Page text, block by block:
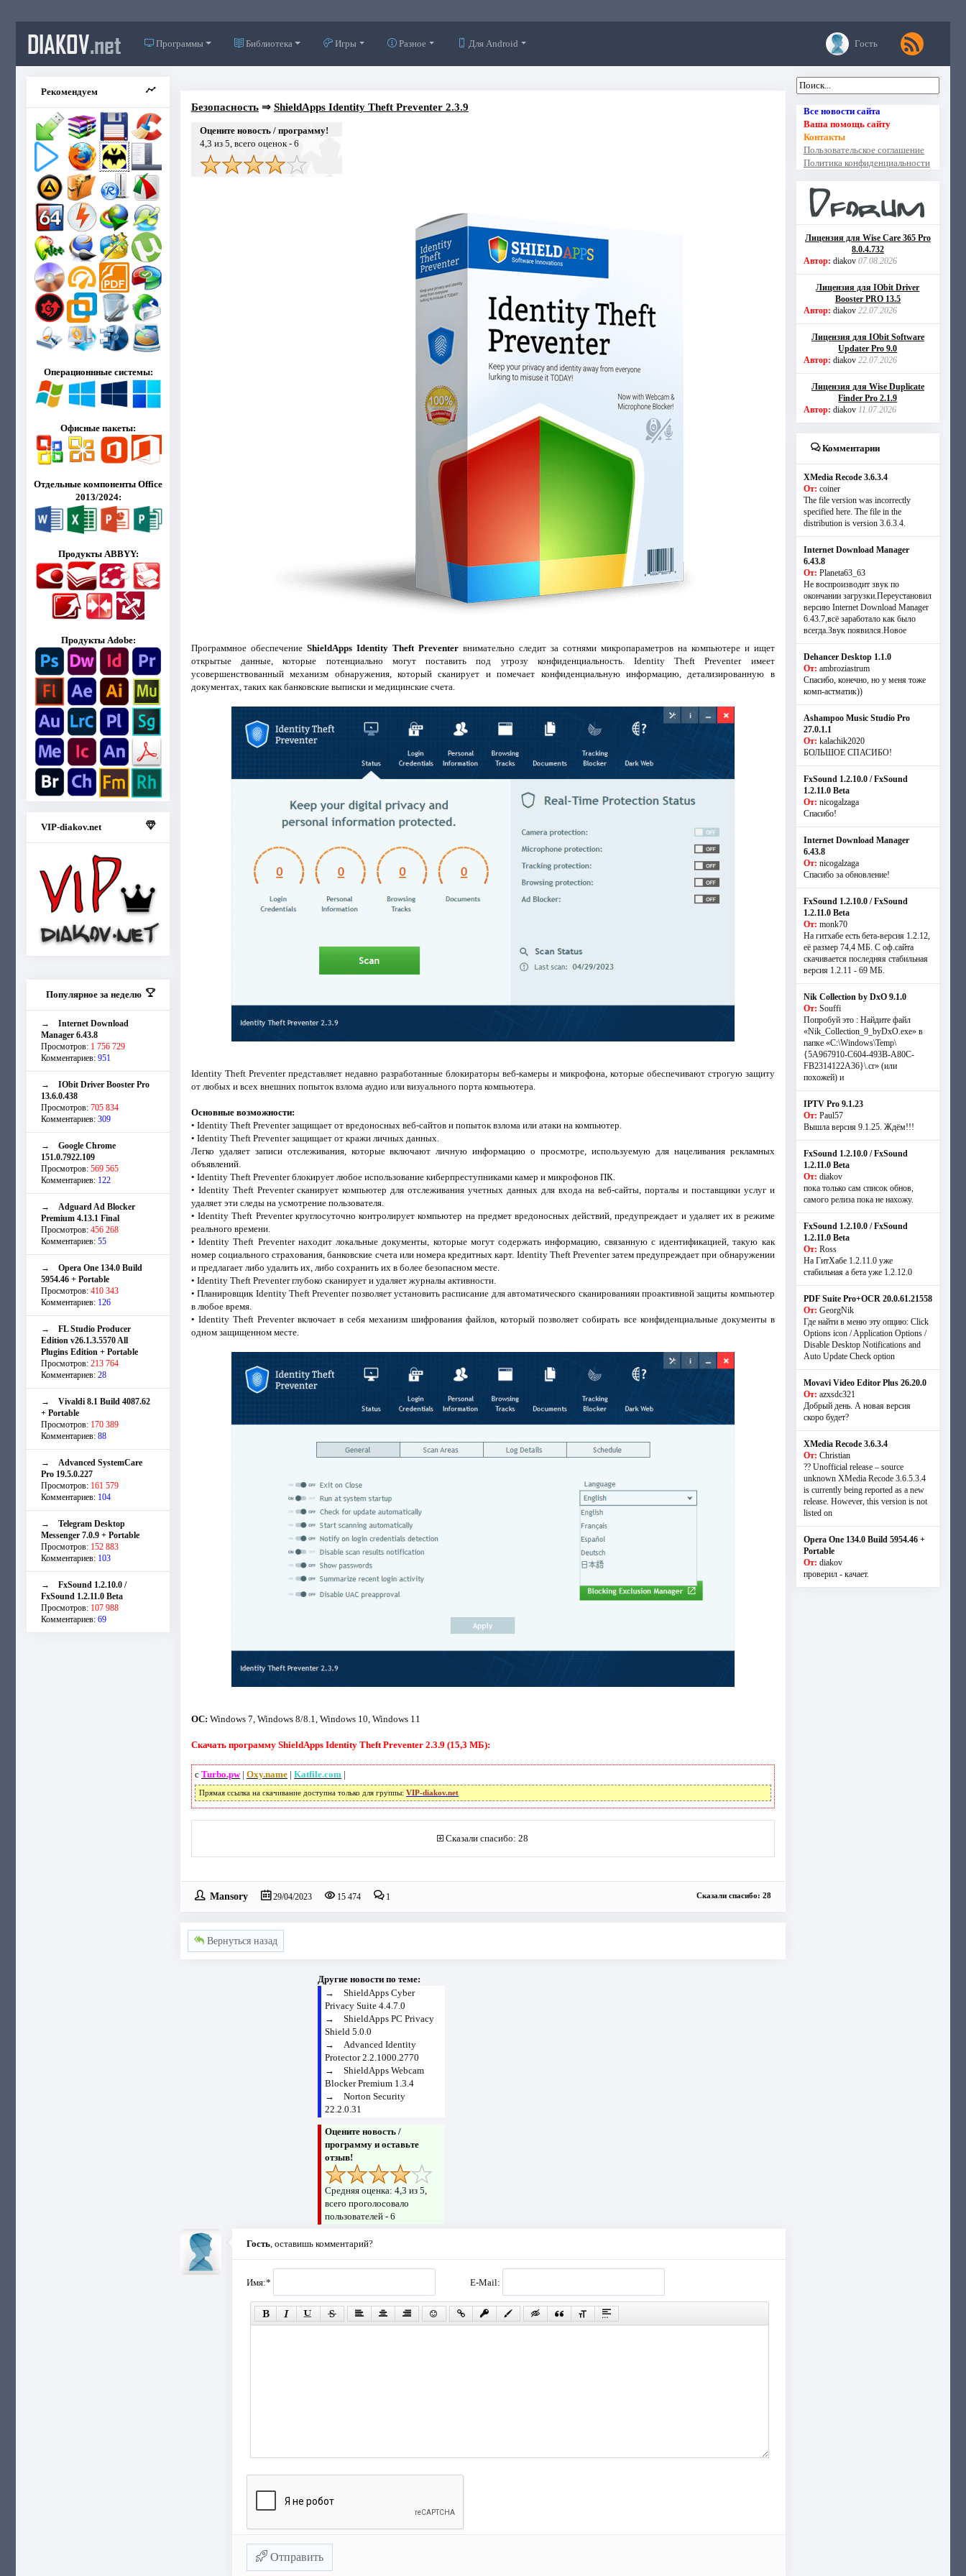
DIAKOV.net Программы Библиотека Игры Разное Для Android Гость
Рекомендуем
Операционнные системы:
Офисные пакеты:
Отдельные компоненты Office
2013/2024:
Продукты ABBYY:
Продукты Adobe:
VIP-diakov.net
Популярное за неделю
→ Internet Download
Manager 6.43.8
Просмотров: 1 756 729
Комментариев: 951
→ IObit Driver Booster Pro
13.6.0.438
Просмотров: 705 834
Комментариев: 309
→ Google Chrome
151.0.7922.109
Просмотров: 569 565
Комментариев: 122
→ Adguard Ad Blocker
Premium 4.13.1 Final
Просмотров: 456 268
Комментариев: 55
→ Opera One 134.0 Build
5954.46 + Portable
Просмотров: 410 343
Комментариев: 126
→ FL Studio Producer
Edition v26.1.3.5570 All
Plugins Edition + Portable
Просмотров: 213 764
Комментариев: 28
→ Vivaldi 8.1 Build 4087.62
+ Portable
Просмотров: 170 389
Комментариев: 88
→ Advanced SystemCare
Pro 19.5.0.227
Просмотров: 161 579
Комментариев: 104
→ Telegram Desktop
Messenger 7.0.9 + Portable
Просмотров: 152 883
Комментариев: 103
→ FxSound 1.2.10.0 /
FxSound 1.2.11.0 Beta
Просмотров: 107 988
Комментариев: 69
Безопасность⇒ ShieldApps Identity Theft Preventer 2.3.9
Оцените новость / программу!
4,3 из 5, всего оценок - 6
Программное обеспечение ShieldApps Identity Theft Preventerвнимательно следит за сотнями микропараметров на компьютере и ищет
открытые данные, которые потенциально могут поставить под угрозу конфиденциальность. Identity Theft Preventer имеет
усовершенствованный механизм обнаружения, который сканирует и помечает конфиденциальную информацию, детализированную в
документах, таких как банковские выписки и медицинские счета.
Identity Theft Preventer представляет недавно разработанные блокираторы веб-камеры и микрофона, которые обеспечивают строгую защиту
от любых и всех внешних попыток взлома аудио или визуального порта компьютера.
Основные возможности:
• Identity Theft Preventer защищает от вредоносных веб-сайтов и попыток взлома или атаки на компьютер.
• Identity Theft Preventer защищает от кражи личных данных.
Легко удаляет записи отслеживания, которые включают личную информацию о просмотре, используемую для нацеливания рекламных
объявлений.
• Identity Theft Preventer блокирует любое использование киберпреступниками камер и микрофонов ПК.
• Identity Theft Preventer сканирует компьютер для отслеживания учетных данных для входа на веб-сайты, порталы и поставщики услуг и
удаляет эти следы на усмотрение пользователя.
• Identity Theft Preventer круглосуточно контролирует компьютер на предмет вредоносных действий, предупреждает и удаляет их в режиме
реального времени.
• Identity Theft Preventer находит локальные документы, которые могут содержать информацию, связанную с идентификацией, такую как
номер социального страхования, банковские счета или номера кредитных карт. Identity Theft Preventer затем предупреждает при обнаружении
и предлагает либо удалить их, либо сохранить их в более безопасном месте.
• Identity Theft Preventer глубоко сканирует и удаляет журналы активности.
• Планировщик Identity Theft Preventer позволяет установить расписание для автоматического сканированияи проактивной защиты компьютер
в любое время.
• Identity Theft Preventer включает в себя механизм шифрования файлов, который позволяет собирать все конфиденциальные документы в
одном защищенном месте.
ОС: Windows 7, Windows 8/8.1, Windows 10, Windows 11
Скачать программу ShieldApps Identity Theft Preventer 2.3.9 (15,3 МБ):
с Turbo.pw| Oxy.name| Katfile.com |
Прямая ссылка на скачивание доступна только для группы: VIP-diakov.net
Сказали спасибо: 28
Mansory 29/04/2023 15 474 1 Сказали спасибо: 28
Вернуться назад
Другие новости по теме:
→ ShieldApps Cyber
Privacy Suite 4.4.7.0
→ ShieldApps PC Privacy
Shield 5.0.0
→ Advanced Identity
Protector 2.2.1000.2770
→ ShieldApps Webcam
Blocker Premium 1.3.4
→ Norton Security
22.2.0.31
Оцените новость /
программу и оставьте
отзыв!
Средняя оценка: 4,3 из 5,
всего проголосовало
пользователей - 6
Гость, оставишь комментарий?
Имя:* E-Mail:
Отправить
Все новости сайта
Ваша помощь сайту
Контакты
Пользовательское соглашение
Политика конфиденциальности
Лицензия для Wise Care 365 Pro
8.0.4.732
Автор: diakov 07.08.2026
Лицензия для IObit Driver
Booster PRO 13.5
Автор: diakov 22.07.2026
Лицензия для IObit Software
Updater Pro 9.0
Автор: diakov 22.07.2026
Лицензия для Wise Duplicate
Finder Pro 2.1.9
Автор: diakov 11.07.2026
Комментарии
XMedia Recode 3.6.3.4
От: coiner
The file version was incorrectly
specified here. The file in the
distribution is version 3.6.3.4.
Internet Download Manager
6.43.8
От: Planeta63_63
Не воспроизводит звук по
окончании загрузки.Переустановил
версию Internet Download Manager
6.43.7,всё заработало как было
всегда.Звук появился.Новое
Dehancer Desktop 1.1.0
От: ambroziastrum
Спасибо, конечно, но у меня тоже
комп-астматик))
Ashampoo Music Studio Pro
27.0.1.1
От: kalachik2020
БОЛЬШОЕ СПАСИБО!
FxSound 1.2.10.0 / FxSound
1.2.11.0 Beta
От: nicogalzaga
Спасибо!
Internet Download Manager
6.43.8
От: nicogalzaga
Спасибо за обновление!
FxSound 1.2.10.0 / FxSound
1.2.11.0 Beta
От: monk70
На гитхабе есть бета-версия 1.2.12,
её размер 74,4 МБ. С оф.сайта
скачивается последняя стабильная
версия 1.2.11 - 69 МБ.
Nik Collection by DxO 9.1.0
От: Souffi
Попробуй это : Найдите файл
«Nik_Collection_9_byDxO.exe» в
папке «C:\Windows\Temp\
{5A967910-C604-493B-A80C-
FB2314122A36}\.cr» (или
похожей) и
IPTV Pro 9.1.23
От: Paul57
Вышла версия 9.1.25. Ждём!!!
FxSound 1.2.10.0 / FxSound
1.2.11.0 Beta
От: diakov
пока только сам список обнов,
самого релиза пока не нахожу.
FxSound 1.2.10.0 / FxSound
1.2.11.0 Beta
От: Ross
На ГитХабе 1.2.11.0 уже
стабильная а бета уже 1.2.12.0
PDF Suite Pro+OCR 20.0.61.21558
От: GeorgNik
Где найти в меню эту опцию: Click
Options icon / Application Options /
Disable Desktop Notifications and
Auto Update Check option
Movavi Video Editor Plus 26.20.0
От: azxsdc321
Добрый день. А новая версия
скоро будет?
XMedia Recode 3.6.3.4
От: Christian
?? Unofficial release – source
unknown XMedia Recode 3.6.5.3.4
is currently being reported as a new
release. However, this version is not
listed on
Opera One 134.0 Build 5954.46 +
Portable
От: diakov
проверил - качает.